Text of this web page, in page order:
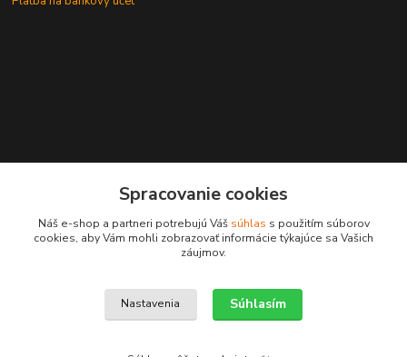
leksunsro@gmail.com
Upravit sběr cookies.
Spracovanie cookies
Náš e-shop a partneri potrebujú Váš súhlas s použitím súborov
cookies, aby Vám mohli zobrazovať informácie týkajúce sa Vašich
záujmov.
Nastavenia Súhlasím